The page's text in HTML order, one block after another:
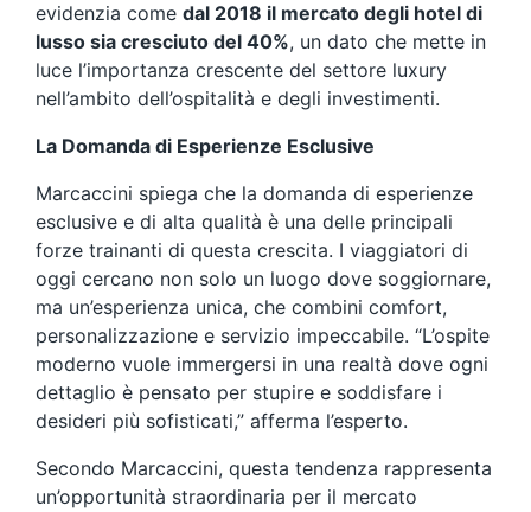
evidenzia come dal 2018 il mercato degli hotel di
lusso sia cresciuto del 40%, un dato che mette in
luce l’importanza crescente del settore luxury
nell’ambito dell’ospitalità e degli investimenti.
La Domanda di Esperienze Esclusive
Marcaccini spiega che la domanda di esperienze
esclusive e di alta qualità è una delle principali
forze trainanti di questa crescita. I viaggiatori di
oggi cercano non solo un luogo dove soggiornare,
ma un’esperienza unica, che combini comfort,
personalizzazione e servizio impeccabile. “L’ospite
moderno vuole immergersi in una realtà dove ogni
dettaglio è pensato per stupire e soddisfare i
desideri più sofisticati,” afferma l’esperto.
Secondo Marcaccini, questa tendenza rappresenta
un’opportunità straordinaria per il mercato